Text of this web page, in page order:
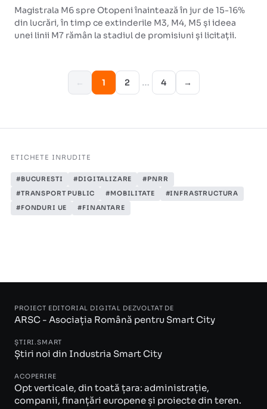
Magistrala M6 spre Otopeni înaintează în jur de 15-16%
din lucrări, în timp ce extinderile M3, M4, M5 și ideea
unei linii M7 rămân la stadiul de promisiuni și licitații.
← 1 2 … 4 →
ETICHETE INRUDITE
#BUCURESTI #DIGITALIZARE
#PNRR
#TRANSPORT PUBLIC
#MOBILITATE
#INFRASTRUCTURA
#FONDURI UE
#FINANTARE
PROIECT EDITORIAL DIGITAL DEZVOLTAT DE
ARSC - Asociația Română pentru Smart City
ȘTIRI.SMART
Știri noi din Industria Smart City
ACOPERIRE
Opt verticale, din toată țara: administrație,
companii, finanțări europene și proiecte din teren.